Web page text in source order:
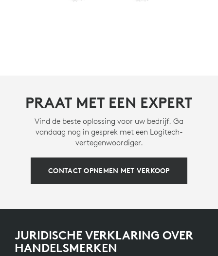
PRAAT MET EEN EXPERT
Vind de beste oplossing voor uw bedrijf. Ga
vandaag nog in gesprek met een Logitech-
vertegenwoordiger.
CONTACT OPNEMEN MET VERKOOP
JURIDISCHE VERKLARING OVER
HANDELSMERKEN